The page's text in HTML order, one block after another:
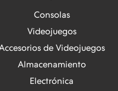
Consolas
Videojuegos
de Videojuegos
Almacenamiento
Electrónica